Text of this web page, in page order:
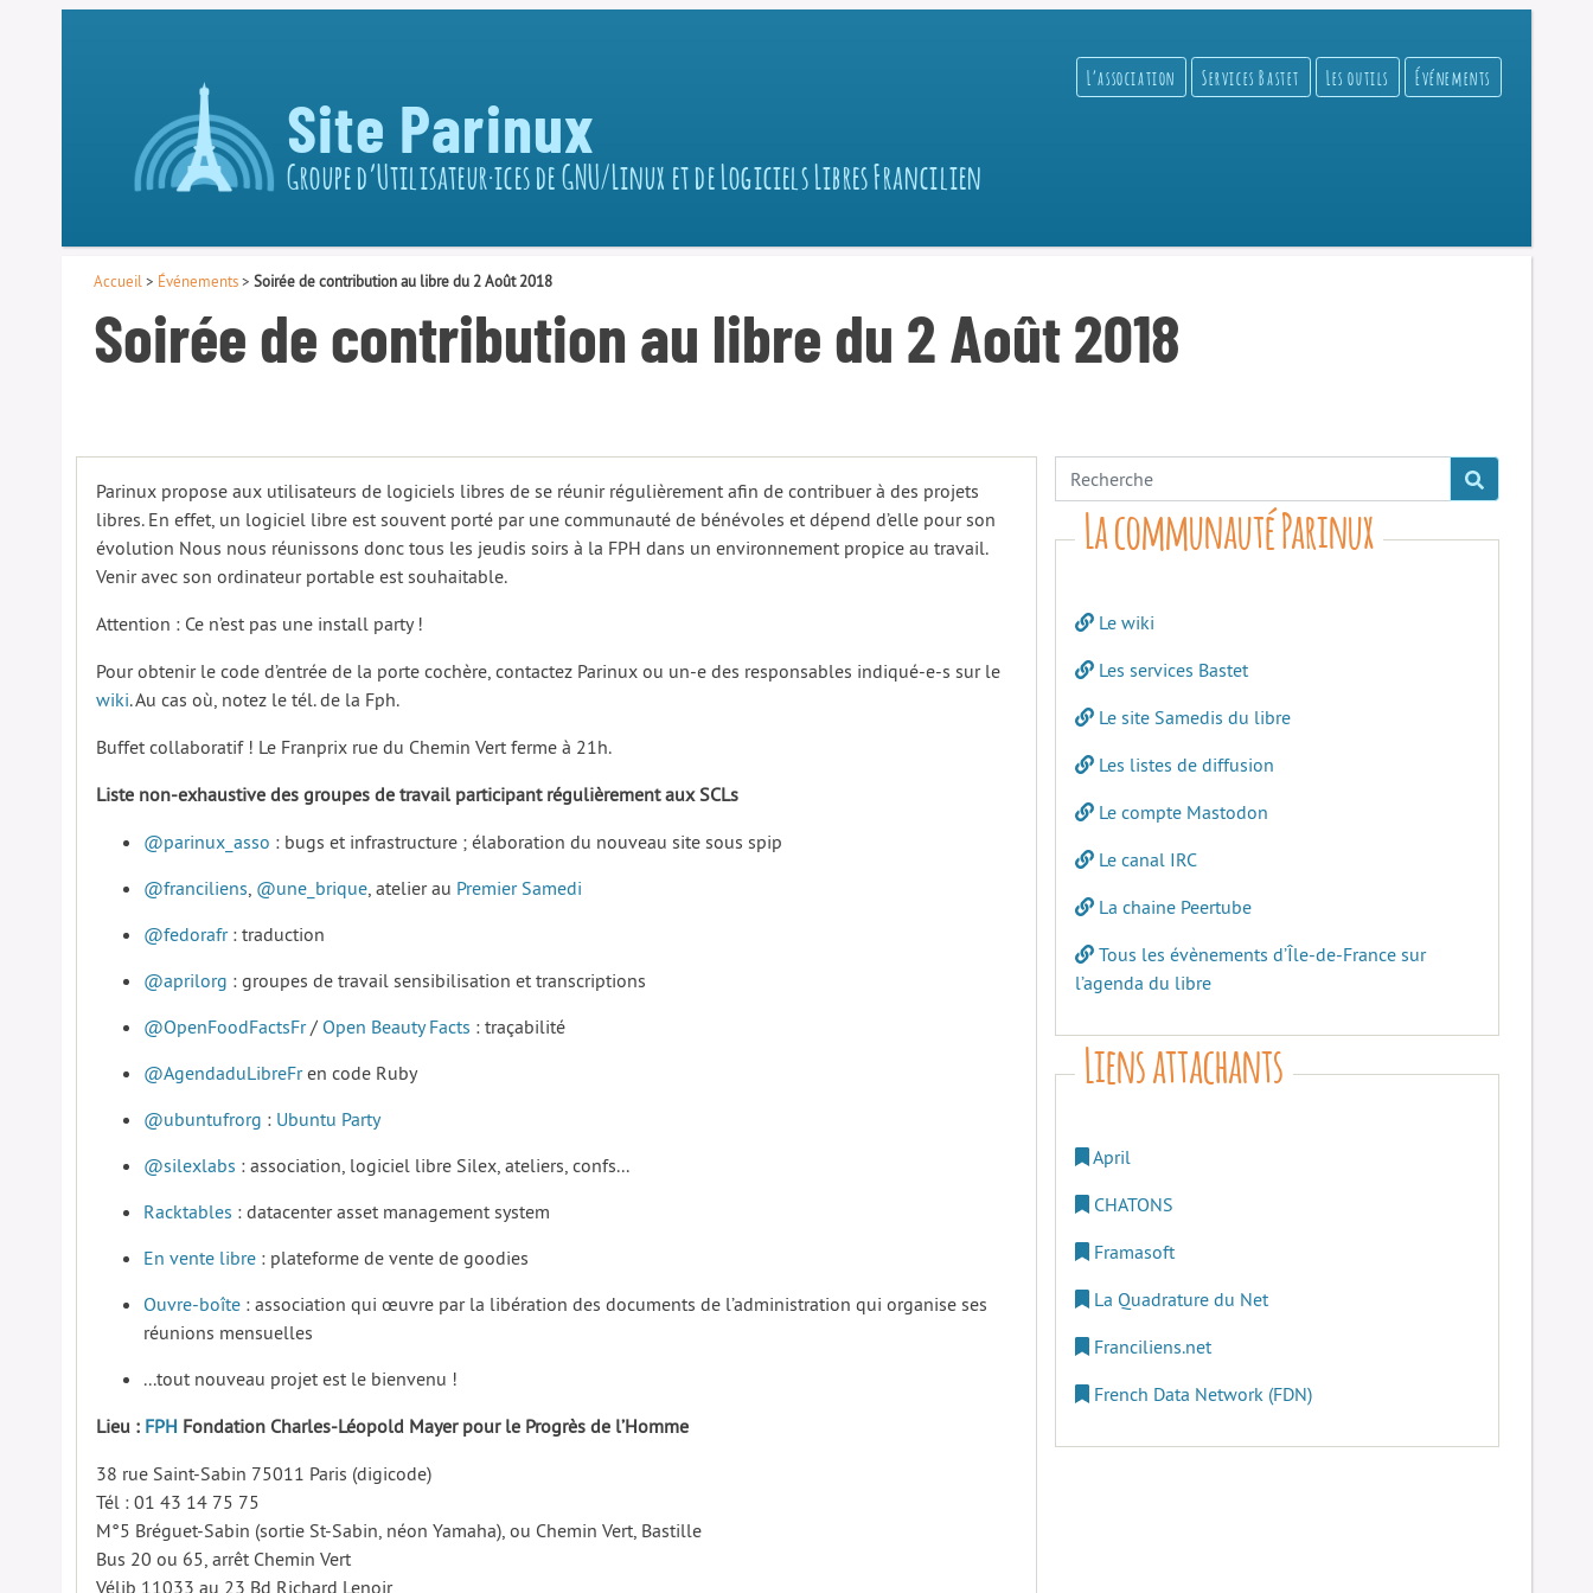
Site Parinux
Groupe d’Utilisateur·ices de GNU/Linux et de Logiciels Libres Francilien
L’association Services Bastet Les outils Événements
Accueil > Événements> Soirée de contribution au libre du 2 Août 2018
Soirée de contribution au libre du 2 Août 2018
Parinux propose aux utilisateurs de logiciels libres de se réunir régulièrement afin de contribuer à des projets
libres. En effet, un logiciel libre est souvent porté par une communauté de bénévoles et dépend d’elle pour son
évolution Nous nous réunissons donc tous les jeudis soirs à la FPH dans un environnement propice au travail.
Venir avec son ordinateur portable est souhaitable.
Attention : Ce n’est pas une install party !
Pour obtenir le code d’entrée de la porte cochère, contactez Parinux ou un-e des responsables indiqué-e-s sur le
wiki. Au cas où, notez le tél. de la Fph.
Buffet collaboratif ! Le Franprix rue du Chemin Vert ferme à 21h.
Liste non-exhaustive des groupes de travail participant régulièrement aux SCLs
@parinux_asso : bugs et infrastructure ; élaboration du nouveau site sous spip
@franciliens, @une_brique, atelier au Premier Samedi
@fedorafr: traduction
@aprilorg : groupes de travail sensibilisation et transcriptions
@OpenFoodFactsFr/ Open Beauty Facts : traçabilité
@AgendaduLibreFren code Ruby
@ubuntufrorg : Ubuntu Party
@silexlabs : association, logiciel libre Silex, ateliers, confs...
Racktables : datacenter asset management system
En vente libre : plateforme de vente de goodies
Ouvre-boîte : association qui œuvre par la libération des documents de l’administration qui organise ses
réunions mensuelles
...tout nouveau projet est le bienvenu !
Lieu : FPH Fondation Charles-Léopold Mayer pour le Progrès de l’Homme
38 rue Saint-Sabin 75011 Paris (digicode)
Tél : 01 43 14 75 75
M°5 Bréguet-Sabin (sortie St-Sabin, néon Yamaha), ou Chemin Vert, Bastille
Bus 20 ou 65, arrêt Chemin Vert
Vélib 11033 au 23 Bd Richard Lenoir
La communauté Parinux
Le wiki
Les services Bastet
Le site Samedis du libre
Les listes de diffusion
Le compte Mastodon
Le canal IRC
La chaine Peertube
Tous les évènements d’Île-de-France sur
l’agenda du libre
Liens attachants
April
CHATONS
Framasoft
La Quadrature du Net
Franciliens.net
French Data Network (FDN)